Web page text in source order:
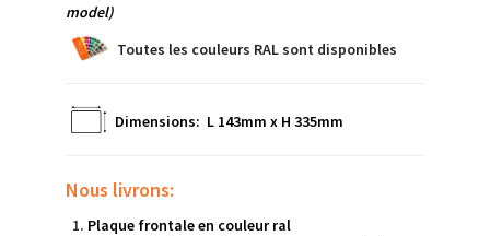
model)
Toutes les couleurs RAL sont disponibles
Dimensions: L 143mm x H 335mm
Nous livrons:
Plaque frontale en couleur ral